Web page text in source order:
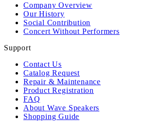
Company Overview
Our History
Social Contribution
Concert Without Performers
Support
Contact Us
Catalog Request
Repair & Maintenance
Product Registration
FAQ
About Wave Speakers
Shopping Guide